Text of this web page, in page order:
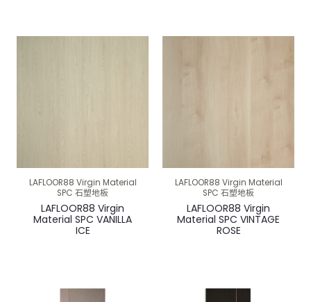
LAFLOOR88 Virgin Material
SPC 石塑地板
LAFLOOR88 Virgin
Material SPC VANILLA
ICE
LAFLOOR88 Virgin Material
SPC 石塑地板
LAFLOOR88 Virgin
Material SPC VINTAGE
ROSE